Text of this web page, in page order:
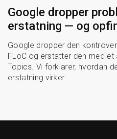
Google dropper
erstatning — og
Google dropper den
FLoC og erstatter den med
Topics. Vi forklarer, hvordan
erstatning virker.